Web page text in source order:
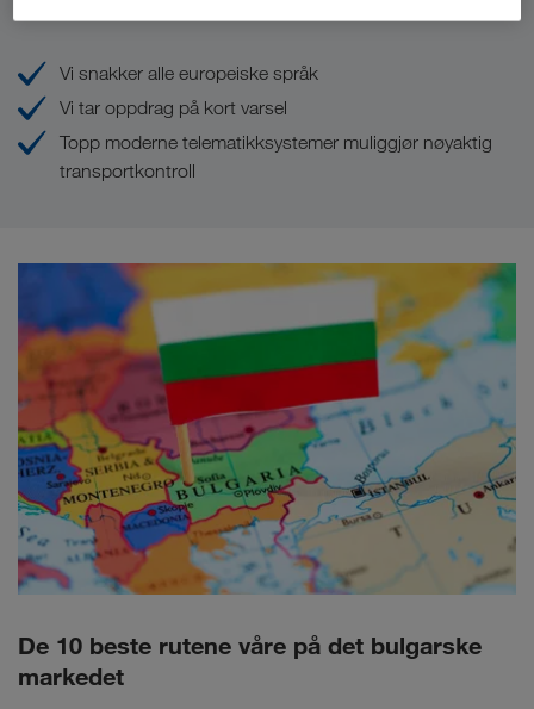
Vi snakker alle europeiske språk
Vi tar oppdrag på kort varsel
Topp moderne telematikksystemer muliggjør nøyaktig
transportkontroll
De 10 beste rutene våre på det bulgarske
markedet